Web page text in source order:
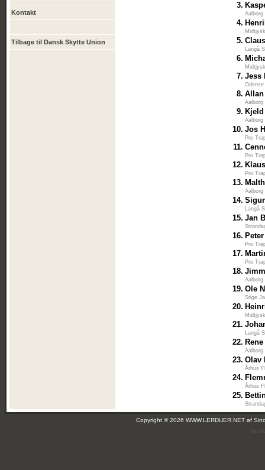
Kontakt
Tilbage til Dansk Skytte Union
3.
4.
5.
Langå
6.
7. Jess
8.
9.
10. Jos
Pro
11.
Pro
12.
Pro
13.
14.
Langå
15. Jan
16.
Pro
17.
Pro
18.
19. Ole
Stige
20.
21.
Langå
22.
23. Olav
Århus
24.
Århus
25.
Copyright © 2026 WWW.LERDUER.NET af